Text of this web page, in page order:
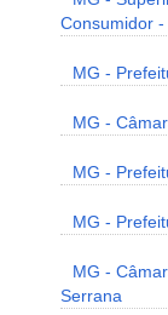
Consumidor
MG -
MG -
MG -
MG -
MG -
Serrana